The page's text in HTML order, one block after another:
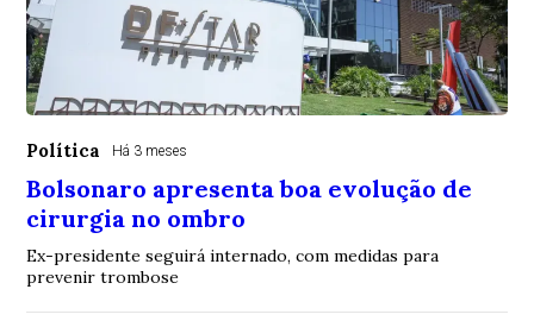
Política Há 3 meses
Bolsonaro apresenta boa evolução de
cirurgia no ombro
Ex-presidente seguirá internado, com medidas para
prevenir trombose